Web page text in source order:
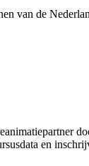
van de
en